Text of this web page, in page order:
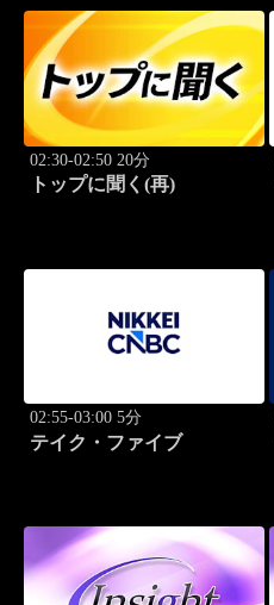
02:30-02:50 20分
トップに聞く(再)
02:55-03:00 5分
テイク・ファイブ